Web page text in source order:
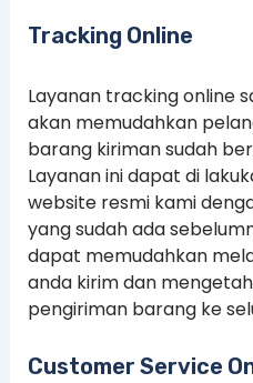
Tracking Online
Layanan tracking online
akan memudahkan
barang kiriman sudah
Layanan ini dapat di
website resmi kami
yang sudah ada
dapat memudahkan
anda kirim dan
pengiriman barang ke
Customer Service